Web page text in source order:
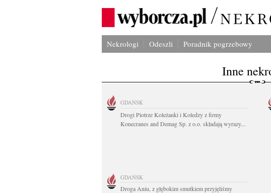
Nekrologi Odeszli Poradnik pogrzebowy
Inne
GDAŃSK
Drogi Piotrze Koleżanki i Koledzy z firmy
Konecranes and Demag Sp. z o.o. składają wyrazy...
GDAŃSK
Droga Aniu, z głębokim smutkiem przyjęliśmy